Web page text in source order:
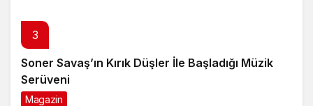
3
Soner Savaş’ın Kırık Düşler İle Başladığı Müzik
Serüveni
Magazin